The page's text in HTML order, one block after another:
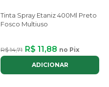
Tinta Spray Etaniz 400Ml Preto
Fosco Multiuso
R$ 14,71 R$ 11,88 no Pix
ADICIONAR